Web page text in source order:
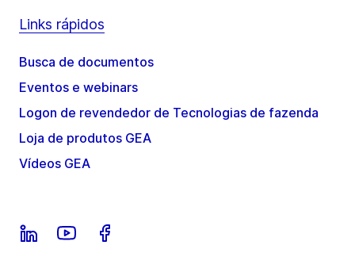
Links rápidos
Busca de documentos
Eventos e webinars
Logon de revendedor de Tecnologias de fazenda
Loja de produtos GEA
Vídeos GEA